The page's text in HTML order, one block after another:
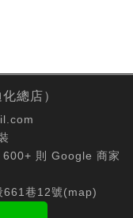
總店）
600+ 則 Google 商家
661巷12號(map)